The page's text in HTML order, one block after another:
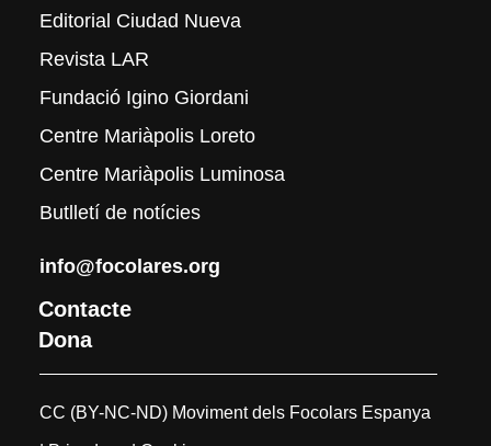
Editorial Ciudad Nueva
Revista LAR
Fundació Igino Giordani
Centre Mariàpolis Loreto
Centre Mariàpolis Luminosa
Butlletí de notícies
info@focolares.org
Contacte
Dona
CC (BY-NC-ND) Moviment dels Focolars Espanya